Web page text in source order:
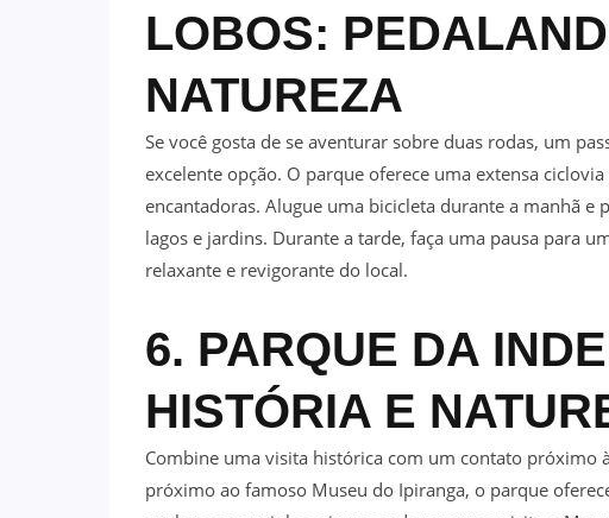
LOBOS:
NATUREZA
Se você gosta de se aventurar sobre duas rodas, um
excelente opção. O parque oferece uma extensa
encantadoras. Alugue uma bicicleta durante a manhã
lagos e jardins. Durante a tarde, faça uma pausa para
relaxante e revigorante do local.
6. PARQUE DA
HISTÓRIA E
Combine uma visita histórica com um contato próximo
próximo ao famoso Museu do Ipiranga, o parque